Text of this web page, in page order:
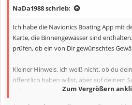
e
NaDa1988 schrieb:
Ich habe die Navionics Boating App mit
Karte, die Binnengewässer sind
prüfen, ob ein von Dir gewünschtes
Kleiner Hinweis, ich weiß nicht, ob du
öffentlich haben willst, aber auf deinem
Zum Vergrößern